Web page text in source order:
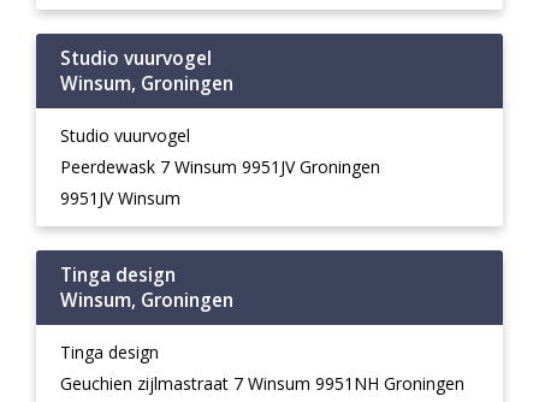
Studio vuurvogel
Winsum, Groningen
Studio vuurvogel
Peerdewask 7 Winsum 9951JV Groningen
9951JV Winsum
Tinga design
Winsum, Groningen
Tinga design
Geuchien zijlmastraat 7 Winsum 9951NH Groningen